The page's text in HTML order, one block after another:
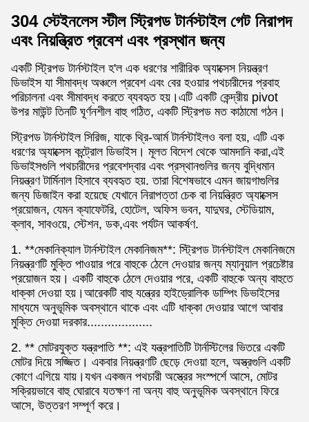
304 স্টেইনলেস স্টীল স্ট্রিপড টার্নস্টাইল গেট নিরাপদ
এবং নিয়ন্ত্রিত প্রবেশ এবং প্রস্থান জন্য
একটি স্ট্রিপড টার্নস্টাইল হ'ল এক ধরণের শারীরিক অ্যাক্সেস নিয়ন্ত্রণ
ডিভাইস যা সীমাবদ্ধ অঞ্চলে প্রবেশ এবং বের হওয়ার পথচারীদের প্রবাহ
পরিচালনা এবং সীমাবদ্ধ করতে ব্যবহৃত হয়।এটি একটি কেন্দ্রীয় pivot
উপর মাউন্ট তিনটি ঘূর্ণনশীল বাহু গঠিত, একটি স্ট্রিপড মত কাঠামো গঠন।
স্ট্রিপড টার্নস্টাইল সিরিজ, যাকে থ্রি-আর্ম টার্নস্টাইলও বলা হয়, এটি এক
ধরণের অ্যাক্সেস কন্ট্রোল ডিভাইস। মূলত বিদেশ থেকে আমদানি করা,এই
ডিভাইসগুলি পথচারীদের প্রবেশদ্বার এবং প্রস্থানগুলির জন্য বুদ্ধিমান
নিয়ন্ত্রণ টার্মিনাল হিসাবে ব্যবহৃত হয়. তারা বিশেষভাবে এমন জায়গাগুলির
জন্য ডিজাইন করা হয়েছে যেখানে নিরাপত্তা চেক বা নিয়ন্ত্রিত অ্যাক্সেস
প্রয়োজন, যেমন ক্যাফেটরি, হোটেল, অফিস ভবন, যাদুঘর, স্টেডিয়াম,
ক্লাব, সাবওয়ে, স্টেশন, ডক,এবং পর্যটন আকর্ষণ.
1. **মেকানিক্যাল টার্নস্টাইল মেকানিজম**: স্ট্রিপড টার্নস্টাইল মেকানিজমে
নিয়ন্ত্রণটি মুক্তি পাওয়ার পরে বাহুকে ঠেলে দেওয়ার জন্য ম্যানুয়াল প্রচেষ্টার
প্রয়োজন হয়। একটি বাহুকে ঠেলে দেওয়ার পরে, একটি বাহুকে অন্য বাহুতে
ধাক্কা দেওয়া হয়।আরেকটি বাহু যন্ত্রের হাইড্রোলিক ডাম্পিং ডিভাইসের
মাধ্যমে অনুভূমিক অবস্থানে থাকে এবং এটি ধাক্কা দেওয়ার আগে আবার
মুক্তি দেওয়া দরকার...................
2. ** মোটরযুক্ত যন্ত্রপাতি **: এই যন্ত্রপাতিটি টার্নস্টিলের ভিতরে একটি
মোটর দিয়ে সজ্জিত। একবার নিয়ন্ত্রণটি ছেড়ে দেওয়া হলে, অস্ত্রগুলি একটি
কোণে এগিয়ে যায়।যখন একজন পথচারী অস্ত্রের সংস্পর্শে আসে, মোটর
সক্রিয়ভাবে বাহু ঘোরাবে যতক্ষণ না অন্য বাহু অনুভূমিক অবস্থানে ফিরে
আসে, উত্তরণ সম্পূর্ণ করে।